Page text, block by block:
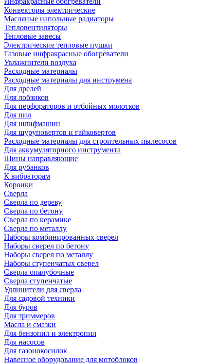
Конвекторы электрические
Масляные напольные радиаторы
Тепловентиляторы
Тепловые завесы
Электрические тепловые пушки
Газовые инфракрасные обогреватели
Увлажнители воздуха
Расходные материалы
Расходные материалы для инструмена
Для дрелей
Для лобзиков
Для перфораторов и отбойных молотков
Для пил
Для шлифмашин
Для шуруповертов и гайковертов
Расходные материалы для строительных пылесосов
Для аккумуляторного инструмента
Шины направляющие
Для рубанков
К вибраторам
Коронки
Сверла
Сверла по дереву
Сверла по бетону
Сверла по керамике
Сверла по металлу
Наборы комбинированных сверел
Наборы сверел по бетону
Наборы сверел по металлу
Наборы ступенчатых сверел
Сверла опалубочные
Сверла ступенчатые
Удлинители для сверла
Для садовой техники
Для буров
Для триммеров
Масла и смазки
Для бензопил и электропил
Для насосов
Для газонокосилок
Навесное оборудование для мотоблоков